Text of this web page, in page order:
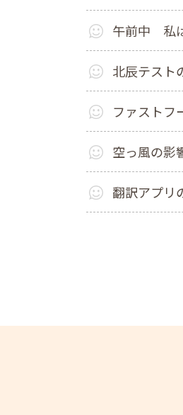
午前中 私
北辰テスト
ファストフ
空っ風の影
翻訳アプリ